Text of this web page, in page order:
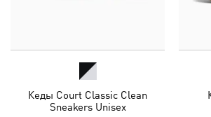
Кеды Court Classic Clean
Sneakers Unisex